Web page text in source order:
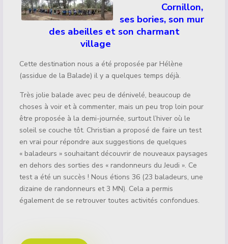
Cornillon,
ses bories, son mur
des abeilles et son charmant
village
Cette destination nous a été proposée par Hélène
(assidue de la Balade) il y a quelques temps déjà.
Très jolie balade avec peu de dénivelé, beaucoup de
choses à voir et à commenter, mais un peu trop loin pour
être proposée à la demi-journée, surtout l’hiver où le
soleil se couche tôt. Christian a proposé de faire un test
en vrai pour répondre aux suggestions de quelques
« baladeurs » souhaitant découvrir de nouveaux paysages
en dehors des sorties des « randonneurs du Jeudi ». Ce
test a été un succès ! Nous étions 36 (23 baladeurs, une
dizaine de randonneurs et 3 MN). Cela a permis
également de se retrouver toutes activités confondues.